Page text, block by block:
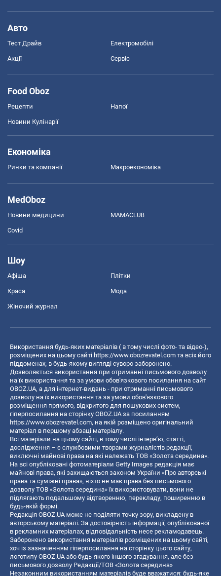
Авто
Тест Драйв Електромобілі
Акції Сервіс
Food Oboz
Рецепти Напої
Новини Кулінарії
Економіка
Ринки та компанії Макроекономіка
MedOboz
Новини медицини MAMACLUB
Covid
Шоу
Афіша Плітки
Краса Мода
Жіночий журнал
Використання будь-яких матеріалів ( в тому числі фото- та відео-),
розміщених на цьому сайті https://www.obozrevatel.com та всіх його
піддоменах, в будь-якому вигляді суворо заборонено.
Дозволяється використання при отриманні письмового дозволу
на їх використання та за умови обов'язкового посилання на сайт
OBOZ.UA, а для інтернет-видань - при отриманні письмового
дозволу на їх використання та за умови обов'язкового
розміщення прямого, відкритого для пошукових систем,
гіперпосилання на сторінку OBOZ.UA за посиланням
https://www.obozrevatel.com, на якій розміщено оригінальний
матеріал в першому абзаці матеріалу.
Всі матеріали на цьому сайті, в тому числі інтерв’ю, статті,
дослідження – є службовими творами журналістів редакції,
виключні майнові права на які належать ТОВ «Золота середина».
На всі опубліковані фотоматеріали Getty Images редакція має
майнові права, які захищаються законом України «Про авторські
права та суміжні права», ніхто не має права без письмового
дозволу ТОВ «Золота середина» їх використовувати, вони не
підлягають подальшому відтворенню, перекладу, поширенню в
будь-якій формі.
Редакція OBOZ.UA може не поділяти точку зору, викладену в
авторському матеріалі. За достовірність інформації, опублікованої
в рекламних матеріалах, відповідальність несе рекламодавець.
Заборонено використання матеріалів розміщених на цьому сайті,
хоч із зазначенням гіперпосилання на сторінку цього сайту,
логотипу OBOZ.UA або будь-якого іншого згадування, але без
письмового дозволу Редакції/ТОВ «Золота середина»
Незаконним використанням матеріалів буде вважатися: будь-яке